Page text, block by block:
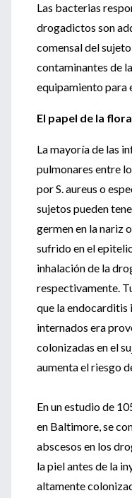
Las bacterias
drogadictos son
comensal del
contaminantes de
equipamiento para
El papel de la
La mayoría de las
pulmonares entre
por S. aureus o
sujetos pueden
germen en la nariz
sufrido en el
inhalación de la
respectivamente.
que la
internados era
colonizadas en el
aumenta el riesgo
En un estudio de
en Baltimore, se
abscesos en los
la piel antes de la
altamente